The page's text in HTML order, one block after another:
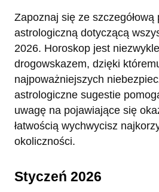
Zapoznaj się ze szczegółową
astrologiczną dotyczącą
2026. Horoskop jest
drogowskazem, dzięki
najpoważniejszych
astrologiczne sugestie
uwagę na pojawiające się
łatwością wychwycisz
okoliczności.
Styczeń 2026